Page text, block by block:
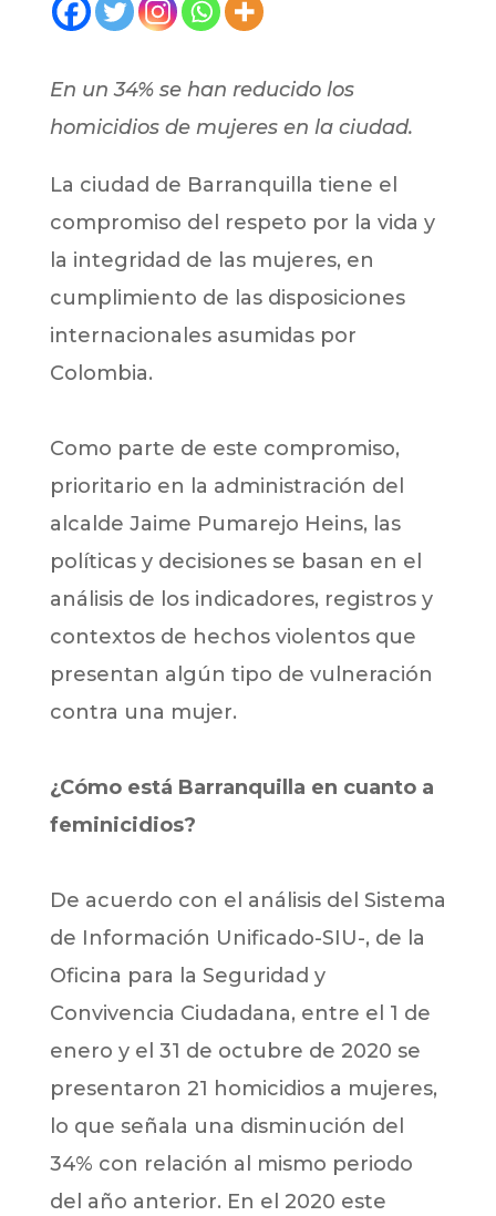
En un 34% se han reducido los
homicidios de mujeres en la ciudad.
La ciudad de Barranquilla tiene el
compromiso del respeto por la vida y
la integridad de las mujeres, en
cumplimiento de las disposiciones
internacionales asumidas por
Colombia.
Como parte de este compromiso,
prioritario en la administración del
alcalde Jaime Pumarejo Heins, las
políticas y decisiones se basan en el
análisis de los indicadores, registros y
contextos de hechos violentos que
presentan algún tipo de vulneración
contra una mujer.
¿Cómo está Barranquilla en cuanto a
feminicidios?
De acuerdo con el análisis del Sistema
de Información Unificado-SIU-, de la
Oficina para la Seguridad y
Convivencia Ciudadana, entre el 1 de
enero y el 31 de octubre de 2020 se
presentaron 21 homicidios a mujeres,
lo que señala una disminución del
34% con relación al mismo periodo
del año anterior. En el 2020 este